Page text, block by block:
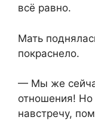
всё равно.
Мать
покраснело.
— Мы же
отношения! Но
навстречу,